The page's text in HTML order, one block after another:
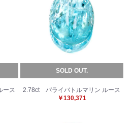
ース
SOLD OUT.
2.78ct パライバトルマリン ルース
￥130,371